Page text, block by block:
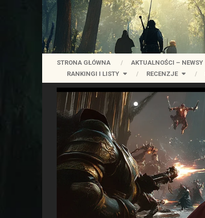
STRONA GŁÓWNA AKTUALNOŚCI – NEWSY
RANKINGI I LISTY
RECENZJE